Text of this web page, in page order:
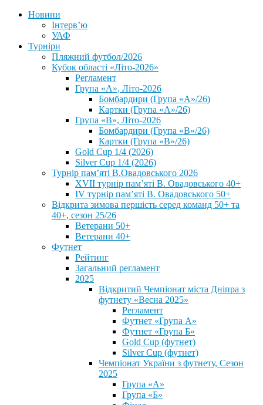
Новини
Інтерв’ю
УАФ
Турніри
Пляжний футбол/2026
Кубок області «Літо-2026»
Регламент
Група «А», Літо-2026
Бомбардири (Група «А»/26)
Картки (Група «А»/26)
Група «В», Літо-2026
Бомбардири (Група «В»/26)
Картки (Група «В»/26)
Gold Cup 1/4 (2026)
Silver Cup 1/4 (2026)
Турнір пам’яті В.Овадовського 2026
XVII турнір пам’яті В. Овадовського 40+
IV турнір пам’яті В. Овадовського 50+
Відкрита зимова першість серед команд 50+ та
40+, сезон 25/26
Ветерани 50+
Ветерани 40+
Футнет
Рейтинг
Загальний регламент
2025
Відкритий Чемпіонат міста Дніпра з
футнету «Весна 2025»
Регламент
Футнет «Група А»
Футнет «Група Б»
Gold Cup (футнет)
Silver Cup (футнет)
Чемпіонат України з футнету, Сезон
2025
Група «А»
Група «Б»